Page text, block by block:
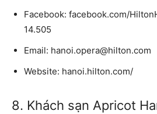
Facebook: facebook.com/
14.505
Email: hanoi.opera@hilton.com
Website: hanoi.hilton.com/
8. Khách sạn Apricot